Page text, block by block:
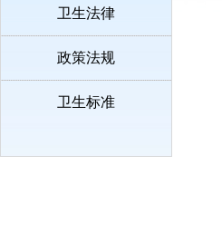
卫生法律
政策法规
卫生标准